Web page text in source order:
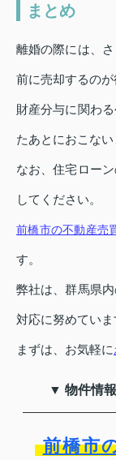
まとめ
離婚の際には、
前に売却するのが
財産分与に関わ
たあとにおこない
なお、住宅ロー
してください。
前橋市の不動産売
す。
弊社は、群馬県
対応に努めていま
まずは、お気軽に
▼ 物件情
前橋市